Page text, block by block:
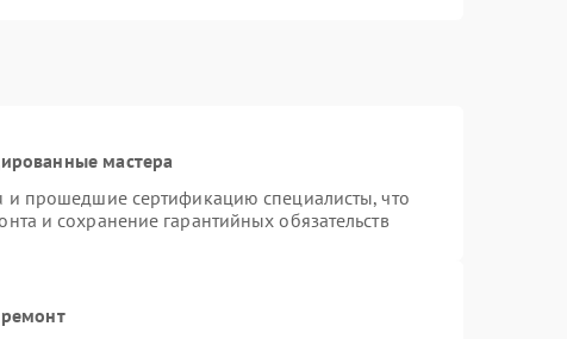
мастера
и прошедшие сертификацию специалисты, что
и сохранение гарантийных обязательств